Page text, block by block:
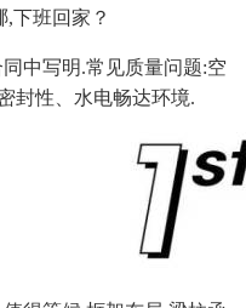
下班回家？
中写明.常见质量问题:空
封性、水电畅达环境.